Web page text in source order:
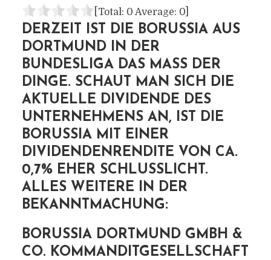
[Total: 0 Average: 0]
DERZEIT IST DIE BORUSSIA AUS
DORTMUND IN DER
BUNDESLIGA DAS MASS DER D
INGE. SCHAUT MAN SICH DIE A
KTUELLE DIVIDENDE DES U
NTERNEHMENS AN, IST DIE B
ORUSSIA MIT EINER D
IVIDENDENRENDITE VON CA. 0
,7% EHER SCHLUSSLICHT. A
LLES WEITERE IN DER B
EKANNTMACHUNG:
BORUSSIA DORTMUND GMBH &
CO. KOMMANDITGESELLSCHAFT